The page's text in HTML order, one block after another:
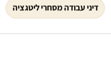
דיני עבודה מסחרי ליטגציה